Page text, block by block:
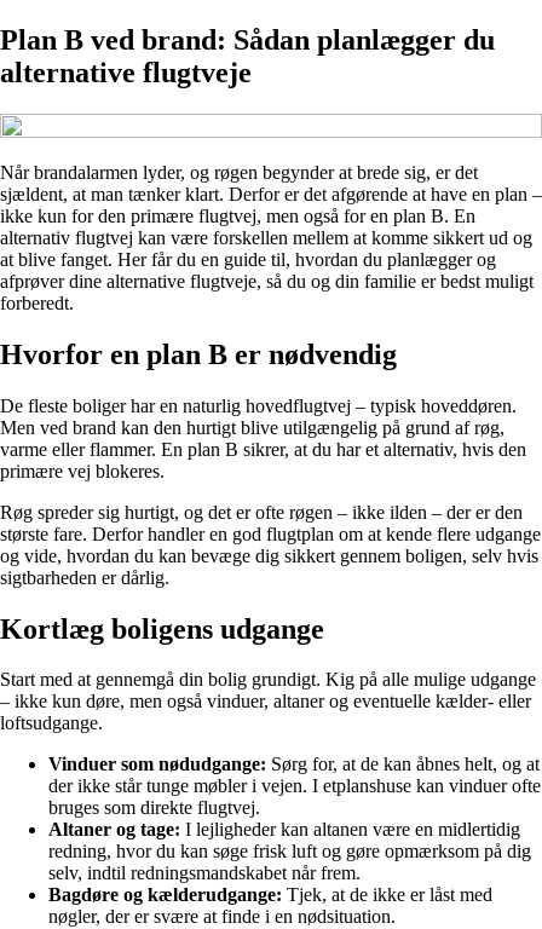
Plan B ved brand: Sådan planlægger du
alternative flugtveje
Når brandalarmen lyder, og røgen begynder at brede sig, er det
sjældent, at man tænker klart. Derfor er det afgørende at have en plan –
ikke kun for den primære flugtvej, men også for en plan B. En
alternativ flugtvej kan være forskellen mellem at komme sikkert ud og
at blive fanget. Her får du en guide til, hvordan du planlægger og
afprøver dine alternative flugtveje, så du og din familie er bedst muligt
forberedt.
Hvorfor en plan B er nødvendig
De fleste boliger har en naturlig hovedflugtvej – typisk hoveddøren.
Men ved brand kan den hurtigt blive utilgængelig på grund af røg,
varme eller flammer. En plan B sikrer, at du har et alternativ, hvis den
primære vej blokeres.
Røg spreder sig hurtigt, og det er ofte røgen – ikke ilden – der er den
største fare. Derfor handler en god flugtplan om at kende flere udgange
og vide, hvordan du kan bevæge dig sikkert gennem boligen, selv hvis
sigtbarheden er dårlig.
Kortlæg boligens udgange
Start med at gennemgå din bolig grundigt. Kig på alle mulige udgange
– ikke kun døre, men også vinduer, altaner og eventuelle kælder- eller
loftsudgange.
Vinduer som nødudgange: Sørg for, at de kan åbnes helt, og at
der ikke står tunge møbler i vejen. I etplanshuse kan vinduer ofte
bruges som direkte flugtvej.
Altaner og tage: I lejligheder kan altanen være en midlertidig
redning, hvor du kan søge frisk luft og gøre opmærksom på dig
selv, indtil redningsmandskabet når frem.
Bagdøre og kælderudgange: Tjek, at de ikke er låst med
nøgler, der er svære at finde i en nødsituation.